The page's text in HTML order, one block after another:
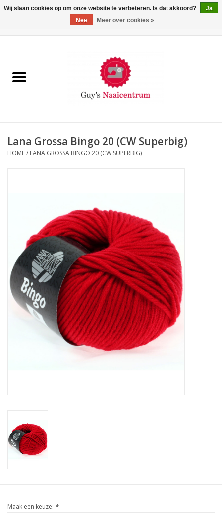
Machines
Opbergsystemen
Hobby/Knutselen
Stoffen
Breien en haken
Cadeaubonnen
Lana Grossa Bingo 20 (CW Superbig)
HOME/ LANA GROSSA BINGO 20 (CW SUPERBIG)
Maak een keuze: *
Wij slaan cookies op om onze website te verbeteren. Is dat akkoord?
Ja
Nee
Meer over cookies »